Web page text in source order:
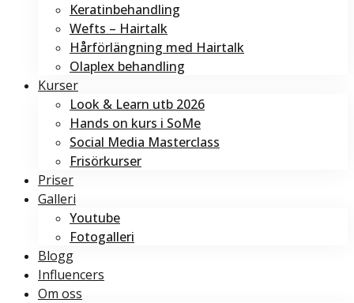
Keratinbehandling
Wefts – Hairtalk
Hårförlängning med Hairtalk
Olaplex behandling
Kurser
Look & Learn utb 2026
Hands on kurs i SoMe
Social Media Masterclass
Frisörkurser
Priser
Galleri
Youtube
Fotogalleri
Blogg
Influencers
Om oss